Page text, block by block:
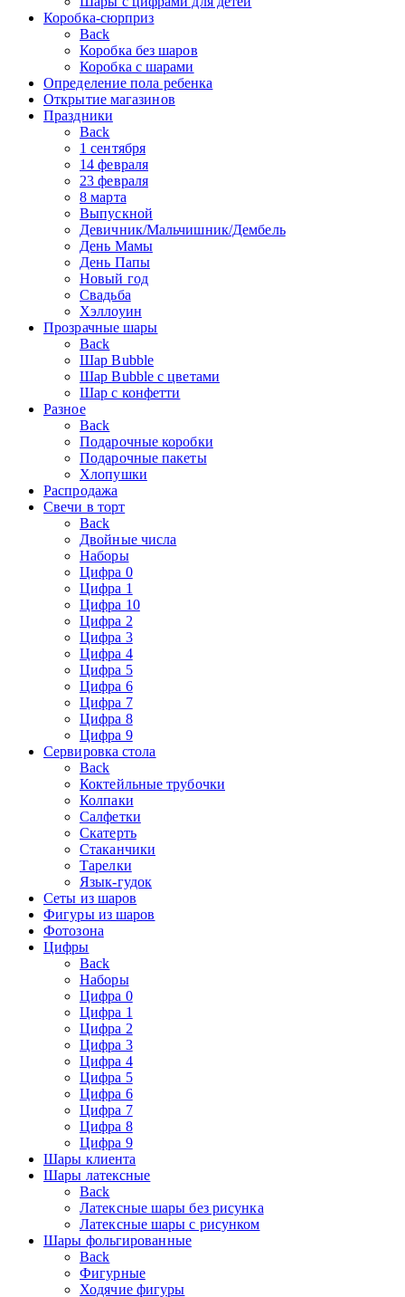
Коробка-сюрприз
Back
Коробка без шаров
Коробка с шарами
Определение пола ребенка
Открытие магазинов
Праздники
Back
1 сентября
14 февраля
23 февраля
8 марта
Выпускной
Девичник/Мальчишник/Дембель
День Мамы
День Папы
Новый год
Свадьба
Хэллоуин
Прозрачные шары
Back
Шар Bubble
Шар Bubble с цветами
Шар с конфетти
Разное
Back
Подарочные коробки
Подарочные пакеты
Хлопушки
Распродажа
Свечи в торт
Back
Двойные числа
Наборы
Цифра 0
Цифра 1
Цифра 10
Цифра 2
Цифра 3
Цифра 4
Цифра 5
Цифра 6
Цифра 7
Цифра 8
Цифра 9
Сервировка стола
Back
Коктейльные трубочки
Колпаки
Салфетки
Скатерть
Стаканчики
Тарелки
Язык-гудок
Сеты из шаров
Фигуры из шаров
Фотозона
Цифры
Back
Наборы
Цифра 0
Цифра 1
Цифра 2
Цифра 3
Цифра 4
Цифра 5
Цифра 6
Цифра 7
Цифра 8
Цифра 9
Шары клиента
Шары латексные
Back
Латексные шары без рисунка
Латексные шары с рисунком
Шары фольгированные
Back
Фигурные
Ходячие фигуры